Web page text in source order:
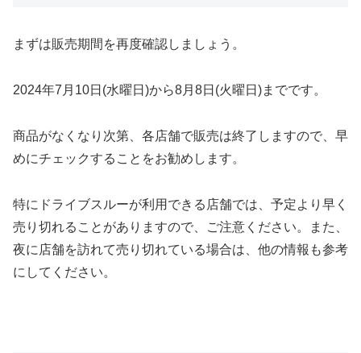
まずは販売期間を再度確認しましょう。
2024年7月10日(水曜日)から8月8日(火曜日)までです。
商品がなくなり次第、各店舗で販売は終了しますので、早
めにチェックすることをお勧めします。
特にドライブスルーが利用できる店舗では、予定より早く
売り切れることがありますので、ご注意ください。また、
夜に店舗を訪れて売り切れている場合は、他の情報も参考
にしてください。